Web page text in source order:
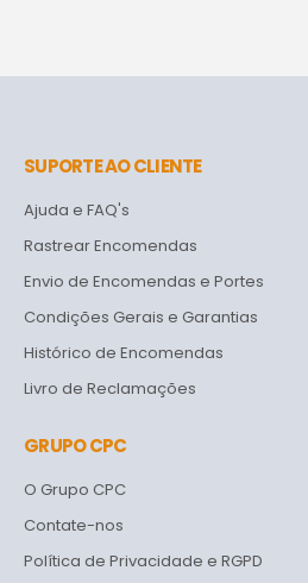
SUPORTE AO CLIENTE
Ajuda e FAQ's
Rastrear Encomendas
Envio de Encomendas e Portes
Condições Gerais e Garantias
Histórico de Encomendas
Livro de Reclamações
GRUPO CPC
O Grupo CPC
Contate-nos
Política de Privacidade e RGPD